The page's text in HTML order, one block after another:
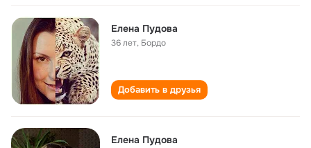
Елена Пудова
36 лет, Бордо
Добавить в друзья
Елена Пудова